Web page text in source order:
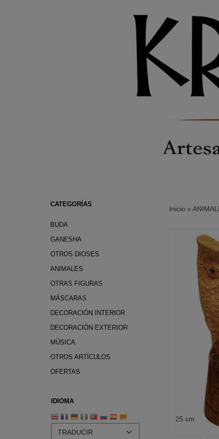
CATEGORÍAS
BUDA
GANESHA
OTROS DIOSES
ANIMALES
OTRAS FIGURAS
MÁSCARAS
DECORACIÓN INTERIOR
DECORACIÓN EXTERIOR
MÚSICA
OTROS ARTÍCULOS
OFERTAS
IDIOMA
Inicio »
25 cm